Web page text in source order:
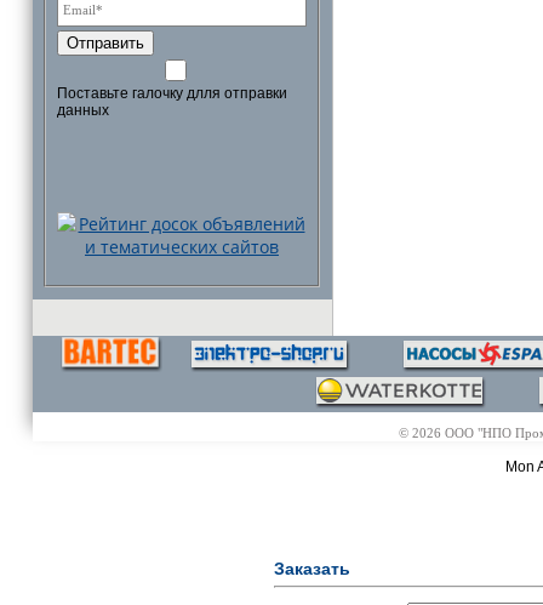
Отправить
Поставьте галочку длля отправки
данных
© 2026 ООО "НПО
Mon
Заказать